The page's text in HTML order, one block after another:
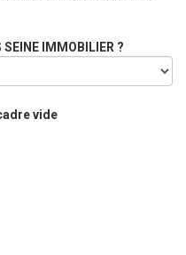
IMMOBILIER ?
vide